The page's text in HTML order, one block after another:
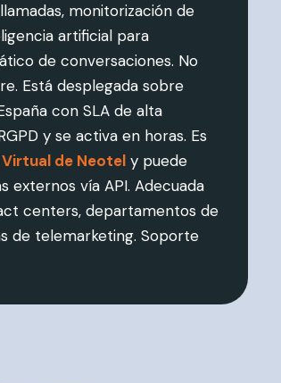
monitorización de
artificial para
de conversaciones. No
Está desplegada sobre
con SLA de alta
y se activa en horas. Es
de Neotel y puede
externos vía API. Adecuada
centers, departamentos de
de telemarketing. Soporte